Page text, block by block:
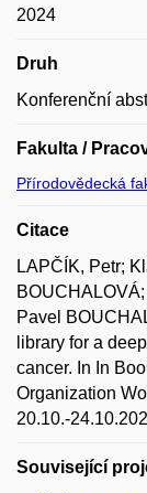
2024
Druh
Konferenční
Fakulta /
Přírodovědecká
Citace
LAPČÍK, Petr;
Pavel
library for a
cancer. In In
Organization
20.10.-
Související